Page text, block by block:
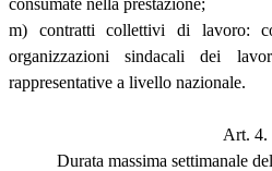
consumate nella prestazione;
m) contratti collettivi di lavoro:
organizzazioni sindacali dei
rappresentative a livello nazionale.
Art. 4.
Durata massima settimanale